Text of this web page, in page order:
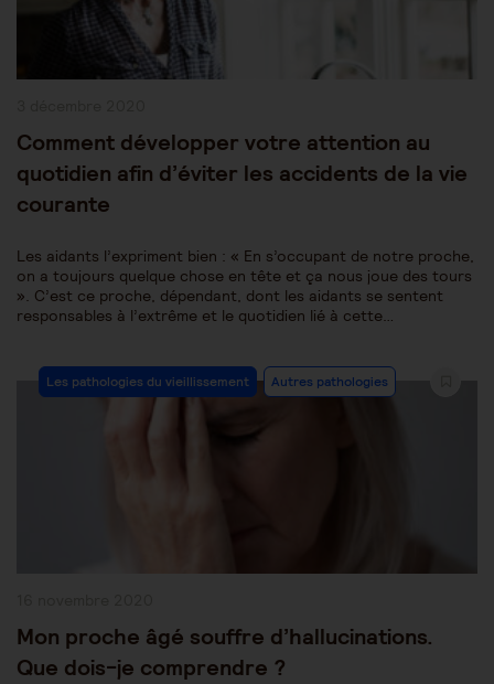
Comment développer votre attention au
quotidien afin d’éviter les accidents de la vie
courante
Les aidants l’expriment bien : « En s’occupant de notre proche,
on a toujours quelque chose en tête et ça nous joue des tours
». C’est ce proche, dépendant, dont les aidants se sentent
responsables à l’extrême et le quotidien lié à cette…
Post
Category:
Les pathologies du vieillissement Autres pathologies
Mon proche âgé souffre d’hallucinations.
Que dois-je comprendre ?